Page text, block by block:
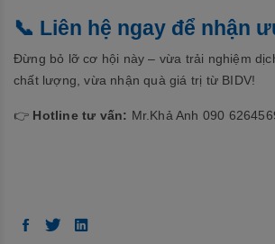
📞 Liên hệ ngay để nhận
Đừng bỏ lỡ cơ hội này – vừa trải nghiệm
chất lượng, vừa nhận quà giá trị từ BIDV!
👉 Hotline tư vấn: Mr.Khả Anh 090